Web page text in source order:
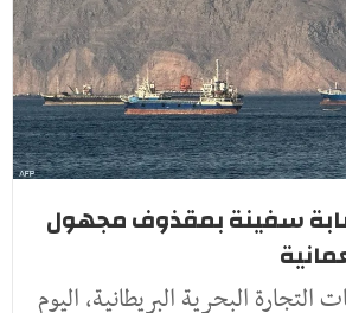
سفينة بمقذوف مجهول
البحرية البريطانية، اليوم